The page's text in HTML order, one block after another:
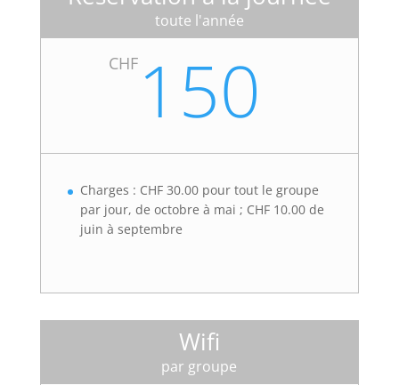
toute l'année
CHF150
Charges : CHF 30.00 pour tout le groupe
par jour, de octobre à mai ; CHF 10.00 de
juin à septembre
Wifi
par groupe